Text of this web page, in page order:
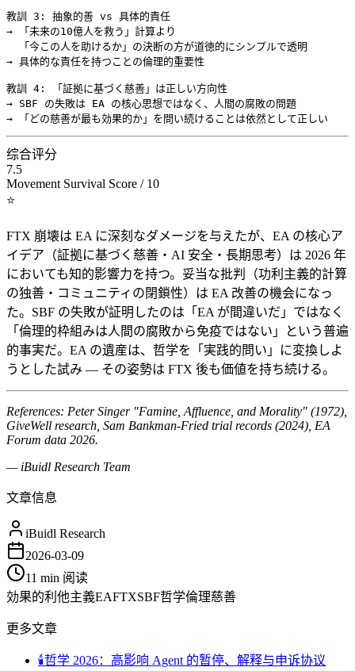
教訓 3: 抽象的善 vs 具体的責任
→ 「未来の10億人を救う」計算より
  「今この人を助けるか」の決断の方が道徳的にシンプルで透明
→ 具体的な責任を持つことの倫理的重要性
教訓 4: 「証拠に基づく慈善」は正しい方向性
→ SBF の失敗は EA の核心思想ではなく、人間の腐敗の問題
综合评分
7.5
Movement Survival Score / 10
⭐
FTX 崩壊は EA に深刻なダメージを与えたが、EA の核心ア
イデア（証拠に基づく慈善・AI 安全・長期思考）は 2026 年
においても知的影響力を持つ。妥当な批判（功利主義的計算
の独善・コミュニティの閉鎖性）は EA 改善の機会になっ
た。SBF の失敗が証明したのは「EA が間違いだ」ではなく
「倫理的枠組みは人間の腐敗から免疫ではない」という普遍
的事実だ。EA の遺産は、哲学を「実践的問い」に変換しよ
うとした試み — その姿勢は FTX 後も価値を持ち続ける。
References: Peter Singer "Famine, Affluence, and Morality" (1972),
GiveWell research, Sam Bankman-Fried trial records (2024), EA
Forum data 2026.
— iBuidl Research Team
文章信息
iBuidl Research
2026-03-09
11 min 阅读
効果的利他主義EAFTXSBF哲学倫理慈善
更多文章
🕯️哲学 2026：高影响 Agent 的暂停、解释与申诉协议